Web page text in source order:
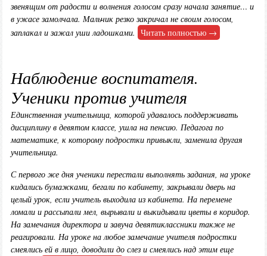
звенящим от радости и волнения голосом сразу начала занятие… и
в ужасе замолчала. Мальчик резко закричал не своим голосом,
заплакал и зажал уши ладошками. Читать полностью →
Наблюдение воспитателя.
Ученики против учителя
Единственная учительница, которой удавалось поддерживать
дисциплину в девятом классе, ушла на пенсию. Педагога по
математике, к которому подростки привыкли, заменила другая
учительница.
С первого же дня ученики перестали выполнять задания, на уроке
кидались бумажками, бегали по кабинету, закрывали дверь на
целый урок, если учитель выходила из кабинета. На перемене
ломали и рассыпали мел, вырывали и выкидывали цветы в коридор.
На замечания директора и завуча девятиклассники также не
реагировали. На уроке на любое замечание учителя подростки
смеялись ей в лицо, доводили до слез и смеялись над этим еще